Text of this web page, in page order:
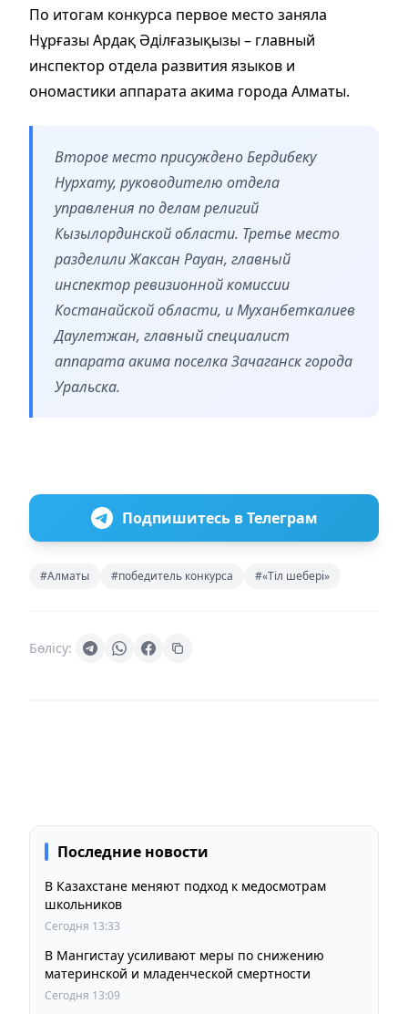
По итогам конкурса первое место заняла
Нұрғазы Ардақ Әділғазықызы – главный
инспектор отдела развития языков и
ономастики аппарата акима города Алматы.
Второе место присуждено Бердибеку
Нурхату, руководителю отдела
управления по делам религий
Кызылординской области. Третье место
разделили Жаксан Рауан, главный
инспектор ревизионной комиссии
Костанайской области, и Муханбеткалиев
Даулетжан, главный специалист
аппарата акима поселка Зачаганск города
Уральска.
Подпишитесь в Телеграм
#Алматы #победитель конкурса #«Тіл шебері»
Бөлісу:
Последние новости
В Казахстане меняют подход к медосмотрам
школьников
Сегодня 13:33
В Мангистау усиливают меры по снижению
материнской и младенческой смертности
Сегодня 13:09